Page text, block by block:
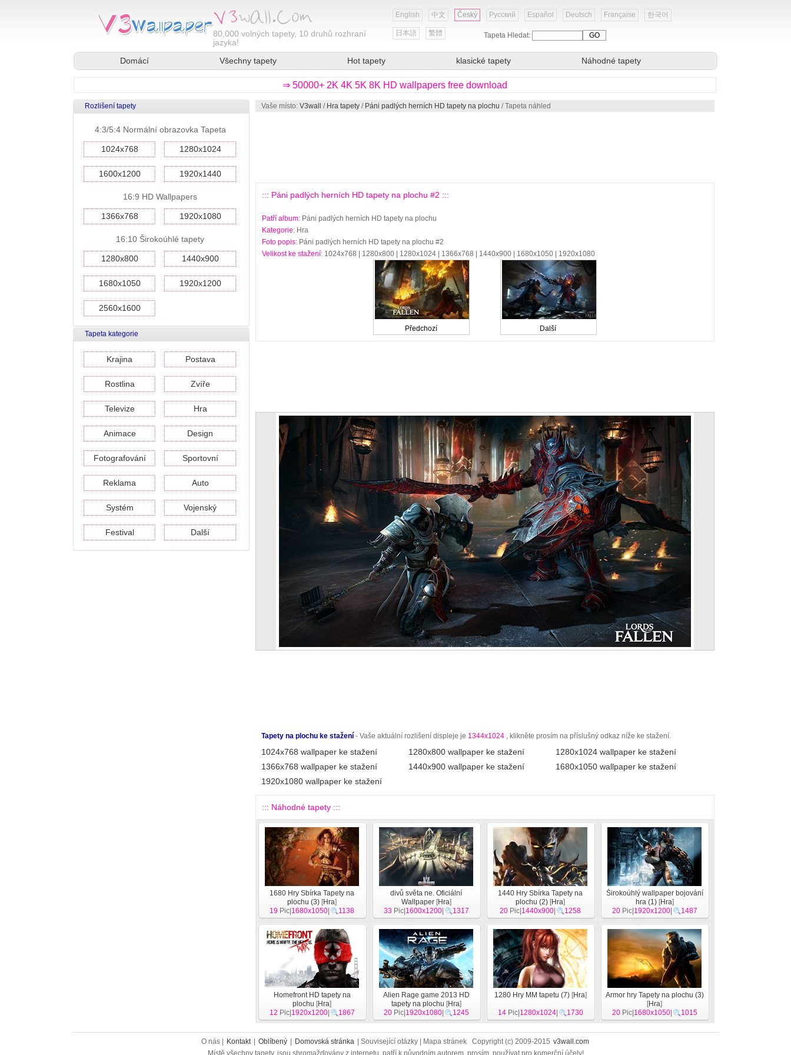
80,000 volných tapety, 10 druhů rozhraní
jazyka!
English 中文 Český Русский Español Deutsch Française 한국어
日本語 繁體 Tapeta Hledat:
Domácí Všechny tapety Hot tapety klasické tapety Náhodné tapety
⇒ 50000+ 2K 4K 5K 8K HD wallpapers free download
Rozlišení tapety
4:3/5:4 Normální obrazovka Tapeta
1024x768 1280x1024
1600x1200 1920x1440
16:9 HD Wallpapers
1366x768 1920x1080
16:10 Širokoúhlé tapety
1280x800 1440x900
1680x1050 1920x1200
2560x1600
Tapeta kategorie
Krajina Postava
Rostlina Zvíře
Televize Hra
Animace Design
Fotografování Sportovní
Reklama Auto
Systém Vojenský
Festival Další
Vaše místo: V3wall / Hra tapety / Páni padlých herních HD tapety na plochu / Tapeta náhled
::: Páni padlých herních HD tapety na plochu #2 :::
Patří album: Páni padlých herních HD tapety na plochu
Kategorie: Hra
Foto popis: Páni padlých herních HD tapety na plochu #2
Velikost ke stažení: 1024x768 | 1280x800 | 1280x1024 | 1366x768 | 1440x900 | 1680x1050 | 1920x1080
Předchozí Další
Tapety na plochu ke stažení - Vaše aktuální rozlišení displeje je 1344x1024 , klikněte prosím na příslušný odkaz níže ke stažení.
1024x768 wallpaper ke stažení 1280x800 wallpaper ke stažení
1280x1024 wallpaper ke stažení
1366x768 wallpaper ke stažení
1440x900 wallpaper ke stažení
1680x1050 wallpaper ke stažení
1920x1080 wallpaper ke stažení
::: Náhodné tapety :::
1680 Hry Sbírka Tapety na
plochu (3) [Hra]
19 Pic| 1680x1050 1138
divů světa ne. Oficiální
Wallpaper[Hra]
33Pic| 1600x1200| 1317
1440 Hry Sbírka Tapety na
plochu (2) [Hra]
20 Pic| 1440x900 1258
Širokoúhlý wallpaper bojování
hra (1)[Hra]
20Pic| 1920x1200| 1487
Homefront HD tapety na
plochu [Hra]
12 Pic| 1920x1200| 1867
Alien Rage game 2013 HD
tapety na plochu [Hra]
20Pic| 1920x1080| 1245
1280 Hry MM tapetu (7)[Hra]
14Pic| 1280x1024| 1730
Armor hry Tapety na plochu (3)
[Hra]
20Pic| 1680x1050| 1015
O nás | Kontakt Oblíbený Domovská stránka | Související otázky | Mapa stránek Copyright (c) 2009-2015 v3wall.com
Místě všechny tapety, jsou shromažďovány z internetu, patří k původním autorem, prosím, používat pro komerční účely!